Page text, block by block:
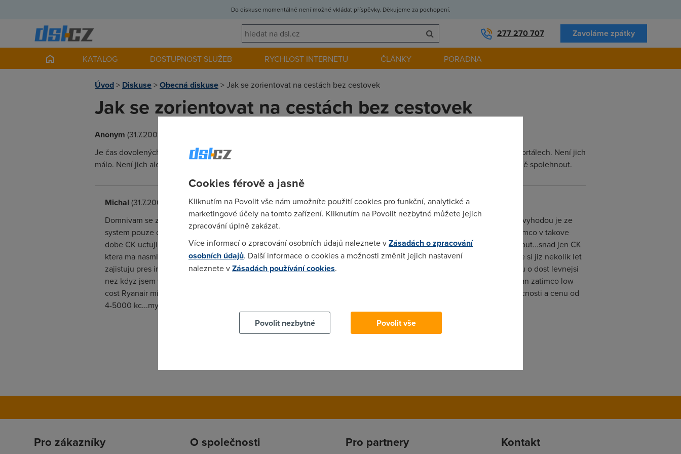
Do diskuse momentálně není možné vkládat příspěvky. Děkujeme za pochopení.
277 270 707 Zavoláme zpátky
KATALOG DOSTUPNOST SLUŽEB RYCHLOST INTERNETU ČLÁNKY PORADNA
Úvod> Diskuse>Obecná diskuse>Jak se zorientovat na cestách bez cestovek
Jak se zorientovat na cestách bez cestovek
Anonym (31.7.2009 00:00:00)
Je čas dovolených, a tak se dá předpokládat, že i přes zesilující krizi se najde dost těch, kteří brousí po cestovatelských portálech. Není jich
málo. Není jich ale ani mnoho, těch kvalitních rozhodně ne. Pokud ovšem nevěříte krachujícím cestovkám, musíte se na ně spolehnout.
Michal (31.7.2009 20:26:29)
Domnivam se ze velmi kvalitni servr je booking.com kde lze objednat ubytovani v hotelech a apartmanech nespornou vyhodou je ze
system pouze overuje platebni kartu a plati se az primo na miste...storno poplatek byva do 2 dnu pred nastupem 0 zatimco v takove
dobe CK uctuji uz 100 % s kombinaci s low cost [naprikald irsky Ryanair] lze dosahnou ceny kterou CK nemuze nabidnout...snad jen CK
ktera ma nasmlouvanou v destinaci snuru muze na zacatku a pred koncem sezony nabidnout zajimavou cenu ...osobne si jiz nekolik let
zajistuju pres internet dovolenou sam (letenka ubytovani pronajem auta na letisti ) a vzdy vse vporadku a cena vetsinou o dost levnejsi
nez kdyz jsem vyuzil sluzeb CK v clanku je zminka o novych strankach letejtezprahy.cz byl jsem zvedav a hned zklaman zatimco low
cost Ryanair mi on line nabidl cenu letenky Praha -Dublin 130 Kc letejtezprahy.cz mi predhodilo klasicke letecke spolecnosti a cenu od
4-5000 kc...myslim ze neni treba dalsi komentar
Pro zákazníky O společnosti Pro partnery Kontakt
Cookies férově a jasně
Kliknutím na Povolit vše nám umožníte použití cookies pro funkční, analytické a
marketingové účely na tomto zařízení. Kliknutím na Povolit nezbytné můžete jejich
zpracování úplně zakázat.
Více informací o zpracování osobních údajů naleznete vZásadách o zpracování
osobních údajů. Další informace o cookies a možnosti změnit jejich nastavení
naleznete vZásadách používání cookies.
Povolit nezbytné
Povolit vše